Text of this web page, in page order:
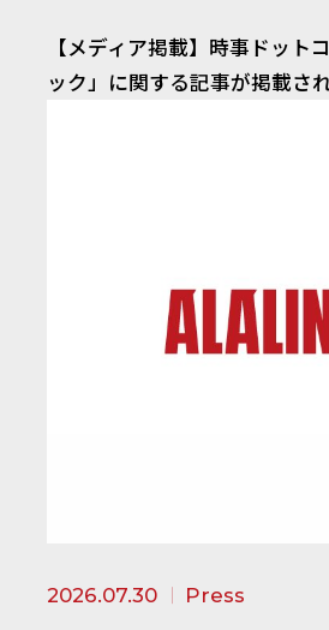
【メディア掲載】時事ドット
ック」に関する記事が掲載さ
2026.07.30 Press